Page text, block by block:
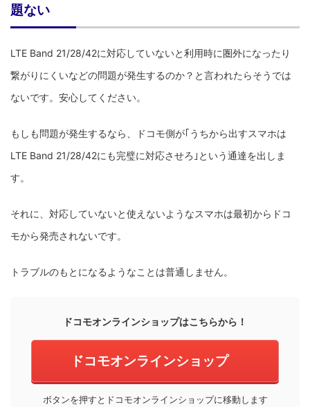
題ない
LTE Band 21/28/42に対応していないと利用時に圏外になったり
繋がりにくいなどの問題が発生するのか？と言われたらそうでは
ないです。安心してください。
もしも問題が発生するなら、ドコモ側が｢うちから出すスマホは
LTE Band 21/28/42にも完璧に対応させろ｣という通達を出しま
す。
それに、対応していないと使えないようなスマホは最初からドコ
モから発売されないです。
トラブルのもとになるようなことは普通しません。
ドコモオンラインショップはこちらから！
ドコモオンラインショップ
ボタンを押すとドコモオンラインショップに移動します